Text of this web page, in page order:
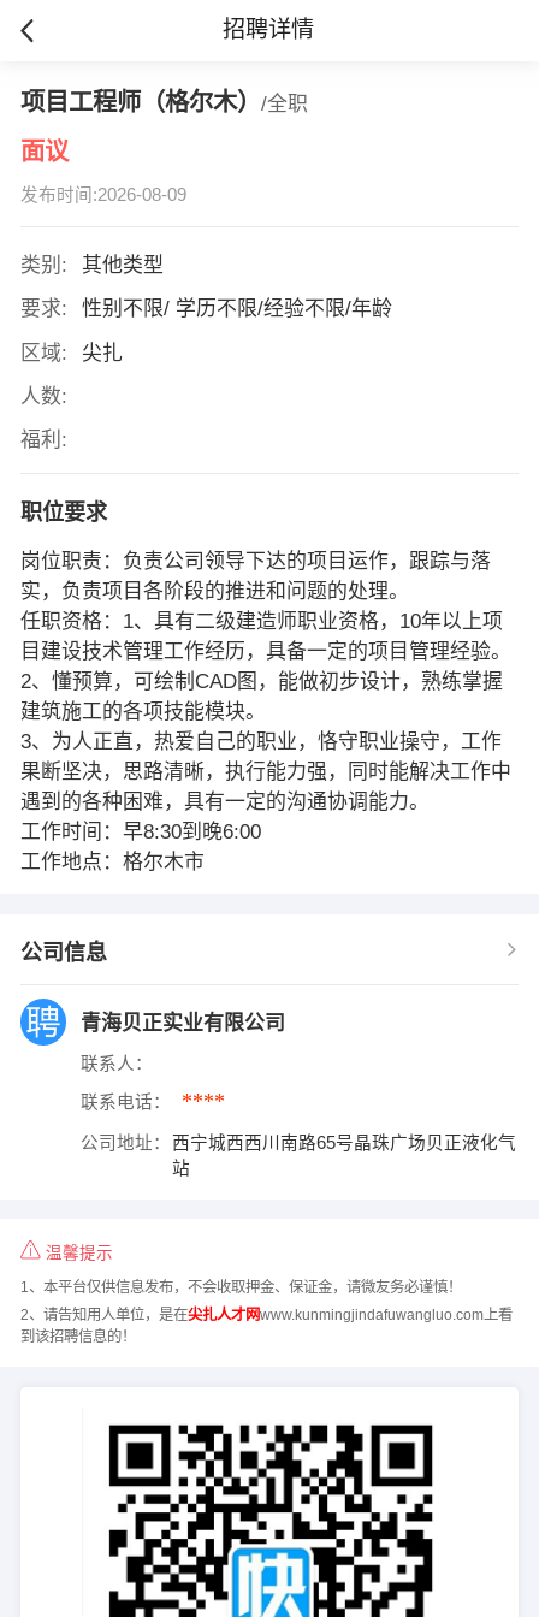
招聘详情
项目工程师（格尔木） /全职
面议
发布时间:2026-08-09
类别:
其他类型
要求:
性别不限/ 学历不限/经验不限/年龄
区域:
尖扎
人数:
福利:
职位要求
岗位职责：负责公司领导下达的项目运作，跟踪与落
实，负责项目各阶段的推进和问题的处理。
任职资格：1、具有二级建造师职业资格，10年以上项
目建设技术管理工作经历，具备一定的项目管理经验。
2、懂预算，可绘制CAD图，能做初步设计，熟练掌握
建筑施工的各项技能模块。
3、为人正直，热爱自己的职业，恪守职业操守，工作
果断坚决，思路清晰，执行能力强，同时能解决工作中
遇到的各种困难，具有一定的沟通协调能力。
工作时间：早8:30到晚6:00
工作地点：格尔木市
公司信息
青海贝正实业有限公司
联系人：
联系电话： ****
公司地址：
西宁城西西川南路65号晶珠广场贝正液化气
站
温馨提示
1、本平台仅供信息发布，不会收取押金、保证金，请微友务必谨慎！
2、请告知用人单位，是在尖扎人才网www.kunmingjindafuwangluo.com上看
到该招聘信息的！